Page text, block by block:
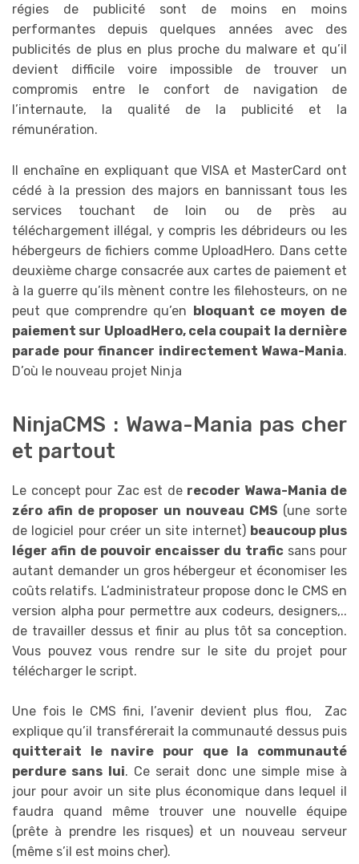
régies de publicité sont de moins en moins
performantes depuis quelques années avec des
publicités de plus en plus proche du malware et qu’il
devient difficile voire impossible de trouver un
compromis entre le confort de navigation de
l’internaute, la qualité de la publicité et la
rémunération.
Il enchaîne en expliquant que VISA et MasterCard ont
cédé à la pression des majors en bannissant tous les
services touchant de loin ou de près au
téléchargement illégal, y compris les débrideurs ou les
hébergeurs de fichiers comme UploadHero. Dans cette
deuxième charge consacrée aux cartes de paiement et
à la guerre qu’ils mènent contre les filehosteurs, on ne
peut que comprendre qu’en bloquant ce moyen de
paiement sur UploadHero, cela coupait la dernière
parade pour financer indirectement Wawa-Mania.
D’où le nouveau projet Ninja
NinjaCMS : Wawa-Mania pas cher
et partout
Le concept pour Zac est de recoder Wawa-Mania de
zéro afin de proposer un nouveau CMS (une sorte
de logiciel pour créer un site internet) beaucoup plus
léger afin de pouvoir encaisser du traficsans pour
autant demander un gros hébergeur et économiser les
coûts relatifs. L’administrateur propose donc le CMS en
version alpha pour permettre aux codeurs, designers,..
de travailler dessus et finir au plus tôt sa conception.
Vous pouvez vous rendre sur le site du projet pour
télécharger le script.
Une fois le CMS fini, l’avenir devient plus flou, Zac
explique qu’il transférerait la communauté dessus puis
quitterait le navire pour que la communauté
perdure sans lui. Ce serait donc une simple mise à
jour pour avoir un site plus économique dans lequel il
faudra quand même trouver une nouvelle équipe
(prête à prendre les risques) et un nouveau serveur
(même s’il est moins cher).